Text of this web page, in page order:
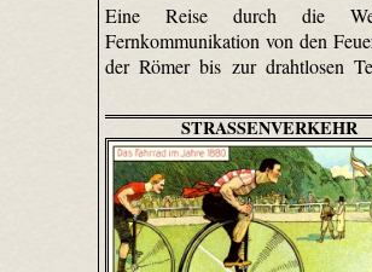
Eine Reise durch die
Fernkommunikation von den
der Römer bis zur drahtlosen
STRASSENVERKEHR